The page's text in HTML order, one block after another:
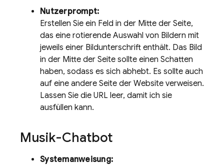
Nutzerprompt:
Erstellen Sie ein Feld in der Mitte der Seite,
das eine rotierende Auswahl von Bildern mit
jeweils einer Bildunterschrift enthält. Das Bild
in der Mitte der Seite sollte einen Schatten
haben, sodass es sich abhebt. Es sollte auch
auf eine andere Seite der Website verweisen.
Lassen Sie die URL leer, damit ich sie
ausfüllen kann.
Musik-Chatbot
Systemanweisung: